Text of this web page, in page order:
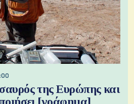
της Ευρώπης και